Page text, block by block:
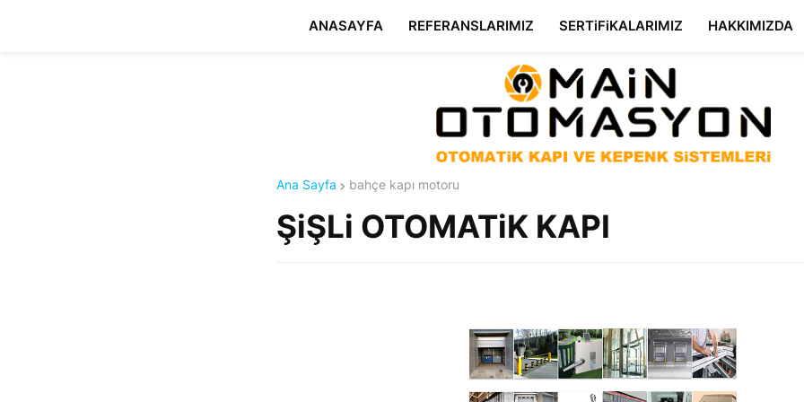
ANASAYFA REFERANSLARIMIZ SERTiFiKALARIMIZ HAKKIMIZDA
Ana Sayfa bahçe kapı motoru
ŞiŞLi OTOMATiK KAPI